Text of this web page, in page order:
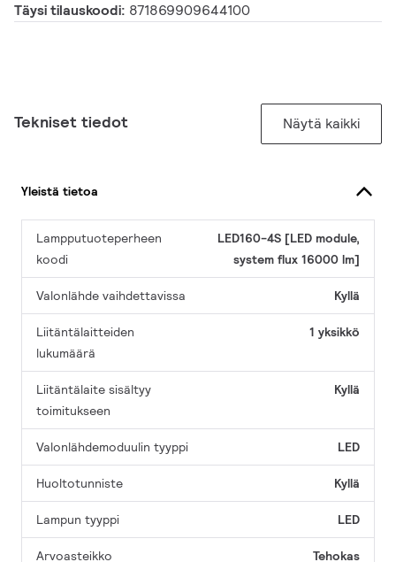
Täysi tilauskoodi: 871869909644100
Tekniset tiedot Näytä kaikki
Yleistä tietoa
Lampputuoteperheen
koodi
LED160-4S [LED module,
system flux 16000 lm]
Valonlähde vaihdettavissa Kyllä
Liitäntälaitteiden
lukumäärä
1 yksikkö
Liitäntälaite sisältyy
toimitukseen
Kyllä
Valonlähdemoduulin tyyppi LED
Huoltotunniste Kyllä
Lampun tyyppi LED
Arvoasteikko Tehokas